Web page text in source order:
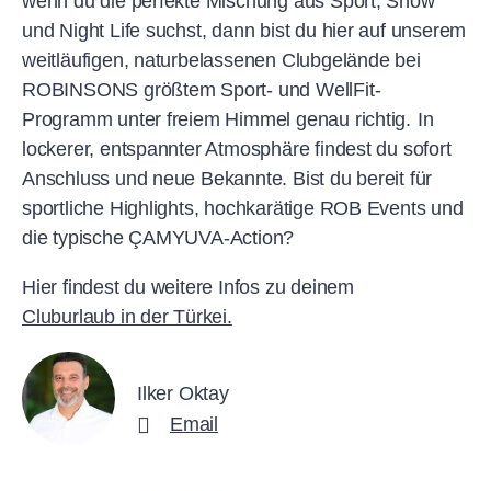
und Night Life suchst, dann bist du hier auf unserem
weitläufigen, naturbelassenen Clubgelände bei
ROBINSONS größtem Sport- und WellFit-
Programm unter freiem Himmel genau richtig. In
lockerer, entspannter Atmosphäre findest du sofort
Anschluss und neue Bekannte. Bist du bereit für
sportliche Highlights, hochkarätige ROB Events und
die typische ÇAMYUVA-Action?
Hier findest du weitere Infos zu deinem
Cluburlaub in der Türkei.
Ilker Oktay
Email